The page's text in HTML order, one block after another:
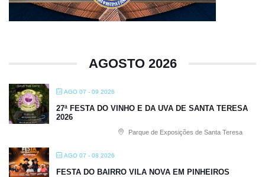
AGOSTO 2026
AGO 07 - 09 2026
27ª FESTA DO VINHO E DA UVA DE SANTA TERESA
2026
Parque de Exposições de Santa Teresa
AGO 07 - 08 2026
FESTA DO BAIRRO VILA NOVA EM PINHEIROS